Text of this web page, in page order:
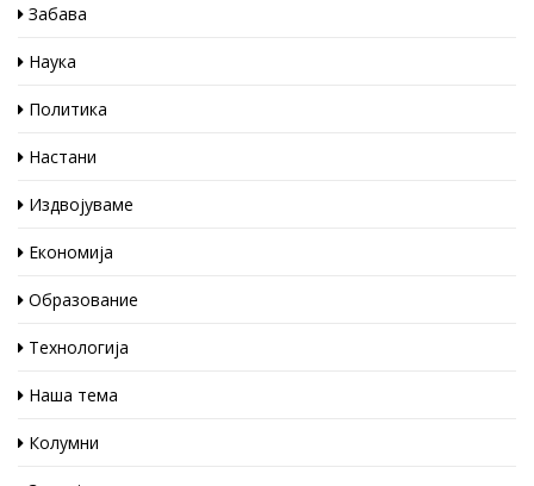
Забава
Наука
Политика
Настани
Издвојуваме
Економија
Образование
Технологија
Наша тема
Колумни